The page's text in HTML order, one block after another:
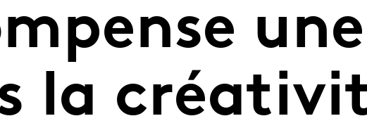
une
la